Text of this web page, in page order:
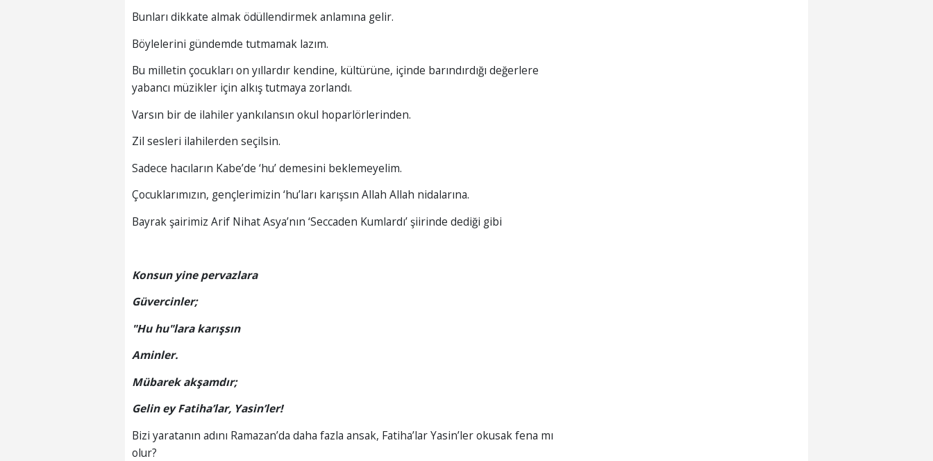
Bunları dikkate almak ödüllendirmek anlamına gelir.
Böylelerini gündemde tutmamak lazım.
Bu milletin çocukları on yıllardır kendine, kültürüne, içinde barındırdığı değerlere
yabancı müzikler için alkış tutmaya zorlandı.
Varsın bir de ilahiler yankılansın okul hoparlörlerinden.
Zil sesleri ilahilerden seçilsin.
Sadece hacıların Kabe’de ‘hu’ demesini beklemeyelim.
Çocuklarımızın, gençlerimizin ‘hu’ları karışsın Allah Allah nidalarına.
Bayrak şairimiz Arif Nihat Asya’nın ‘Seccaden Kumlardı’ şiirinde dediği gibi
Konsun yine pervazlara
Güvercinler;
"Hu hu"lara karışsın
Aminler.
Mübarek akşamdır;
Gelin ey Fatiha’lar, Yasin’ler!
Bizi yaratanın adını Ramazan’da daha fazla ansak, Fatiha’lar Yasin’ler okusak fena mı
olur?